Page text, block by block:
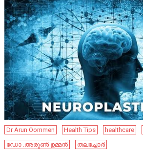
Dr Arun Oommen Health Tips healthcare
ഡോ .അരുൺ ഉമ്മൻ
തലച്ചോർ